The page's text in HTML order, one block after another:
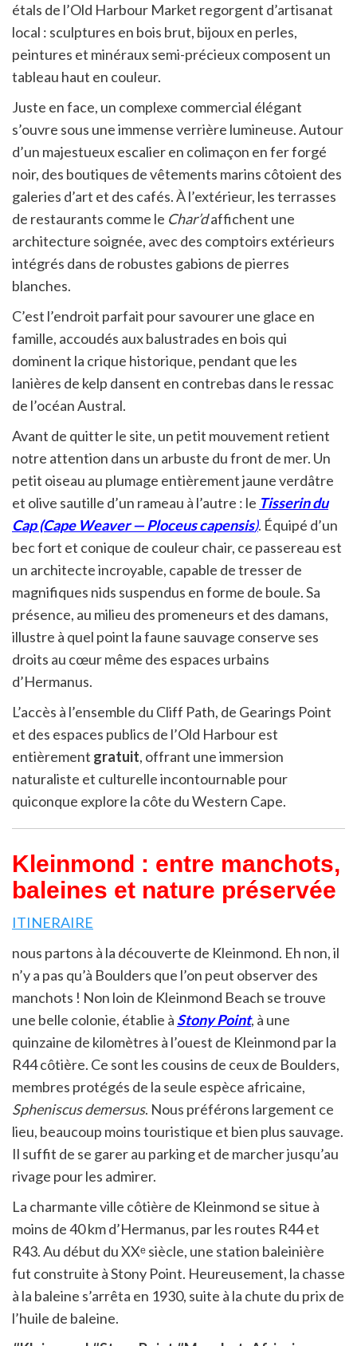
étals de l’Old Harbour Market regorgent d’artisanat
local : sculptures en bois brut, bijoux en perles,
peintures et minéraux semi-précieux composent un
tableau haut en couleur.
Juste en face, un complexe commercial élégant
s’ouvre sous une immense verrière lumineuse. Autour
d’un majestueux escalier en colimaçon en fer forgé
noir, des boutiques de vêtements marins côtoient des
galeries d’art et des cafés. À l’extérieur, les terrasses
de restaurants comme le Char’daffichent une
architecture soignée, avec des comptoirs extérieurs
intégrés dans de robustes gabions de pierres
blanches.
C’est l’endroit parfait pour savourer une glace en
famille, accoudés aux balustrades en bois qui
dominent la crique historique, pendant que les
lanières de kelp dansent en contrebas dans le ressac
de l’océan Austral.
Avant de quitter le site, un petit mouvement retient
notre attention dans un arbuste du front de mer. Un
petit oiseau au plumage entièrement jaune verdâtre
et olive sautille d’un rameau à l’autre : le Tisserin du
Cap (Cape Weaver —Ploceus capensis). Équipé d’un
bec fort et conique de couleur chair, ce passereau est
un architecte incroyable, capable de tresser de
magnifiques nids suspendus en forme de boule. Sa
présence, au milieu des promeneurs et des damans,
illustre à quel point la faune sauvage conserve ses
droits au cœur même des espaces urbains
d’Hermanus.
L’accès à l’ensemble du Cliff Path, de Gearings Point
et des espaces publics de l’Old Harbour est
entièrement gratuit, offrant une immersion
naturaliste et culturelle incontournable pour
quiconque explore la côte du Western Cape.
Kleinmond : entre manchots,
baleines et nature préservée
ITINERAIRE
nous partons à la découverte de Kleinmond. Eh non, il
n’y a pas qu’à Boulders que l’on peut observer des
manchots ! Non loin de Kleinmond Beach se trouve
une belle colonie, établie à Stony Point, à une
quinzaine de kilomètres à l’ouest de Kleinmond par la
R44 côtière. Ce sont les cousins de ceux de Boulders,
membres protégés de la seule espèce africaine,
Spheniscus demersus. Nous préférons largement ce
lieu, beaucoup moins touristique et bien plus sauvage.
Il suffit de se garer au parking et de marcher jusqu’au
rivage pour les admirer.
La charmante ville côtière de Kleinmond se situe à
moins de 40 km d’Hermanus, par les routes R44 et
R43. Au début du XXᵉ siècle, une station baleinière
fut construite à Stony Point. Heureusement, la chasse
à la baleine s’arrêta en 1930, suite à la chute du prix de
l’huile de baleine.